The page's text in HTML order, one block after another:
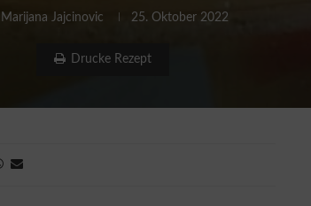
Marijana Jajcinovic 25. Oktober 2022
Drucke Rezept